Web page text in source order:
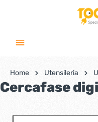
Home Utensileria
Cercafase